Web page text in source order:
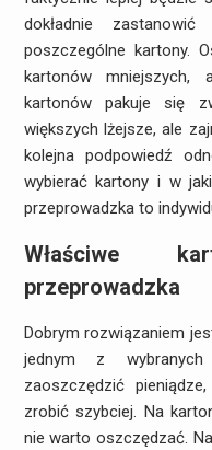
dokładnie
poszczególne kartony.
kartonów mniejszych,
kartonów pakuje się
większych lżejsze, ale
kolejna podpowiedź
wybierać kartony i w
przeprowadzka to
Właściwe
przeprowadzka
Dobrym rozwiązaniem
jednym z
zaoszczędzić
zrobić szybciej. Na
nie warto oszczędzać.